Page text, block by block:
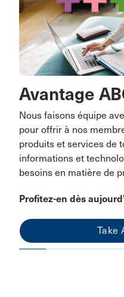
Avantage
Nous faisons équipe
pour offrir à nos
produits et services de
informations et
besoins en matière de
Profitez-en dès
Take